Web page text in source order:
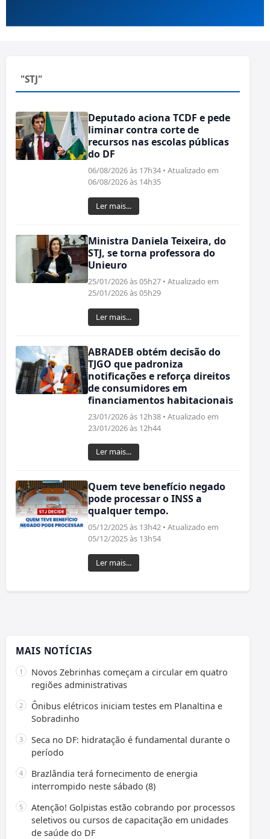
"STJ"
Deputado aciona TCDF e pede
liminar contra corte de
recursos nas escolas públicas
do DF
06/08/2026 às 17h34 • Atualizado em
06/08/2026 às 14h35
Ler mais...
Ministra Daniela Teixeira, do
STJ, se torna professora do
Unieuro
25/01/2026 às 05h27 • Atualizado em
25/01/2026 às 05h29
Ler mais...
ABRADEB obtém decisão do
TJGO que padroniza
notificações e reforça direitos
de consumidores em
financiamentos habitacionais
23/01/2026 às 12h38 • Atualizado em
23/01/2026 às 12h44
Ler mais...
Quem teve benefício negado
pode processar o INSS a
qualquer tempo.
05/12/2025 às 13h42 • Atualizado em
05/12/2025 às 13h54
Ler mais...
MAIS NOTÍCIAS
Novos Zebrinhas começam a circular em quatro
regiões administrativas
Ônibus elétricos iniciam testes em Planaltina e
Sobradinho
Seca no DF: hidratação é fundamental durante o
período
Brazlândia terá fornecimento de energia
interrompido neste sábado (8)
Atenção! Golpistas estão cobrando por processos
seletivos ou cursos de capacitação em unidades
de saúde do DF